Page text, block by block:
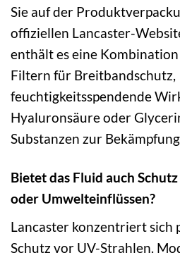
Sie auf der
offiziellen Lancaster-
enthält es eine
Filtern für Breitbandschutz,
feuchtigkeitsspendende
Hyaluronsäure oder
Substanzen zur
Bietet das Fluid auch
oder Umwelteinflüssen?
Lancaster konzentriert sich
Schutz vor UV-Strahlen.